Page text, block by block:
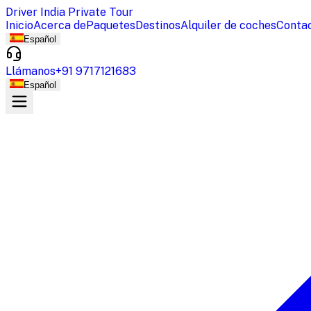
Driver India Private Tour
InicioAcerca dePaquetesDestinosAlquiler de coches
Español
Llámanos+91 9717121683
Español